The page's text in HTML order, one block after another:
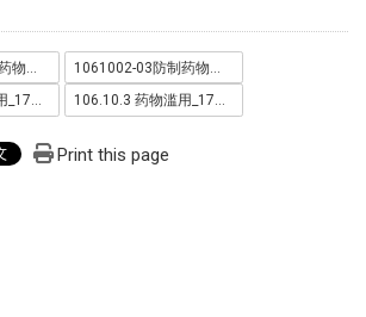
106.10.3 药物滥用_171012_0030.jpg
106.10.3 药物滥用_171012_0037.jpg
Print this page